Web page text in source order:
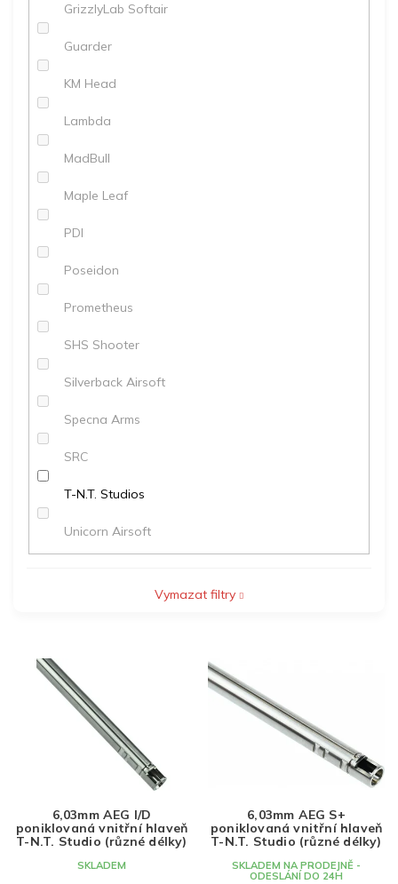
GrizzlyLab Softair
Guarder
KM Head
Lambda
MadBull
Maple Leaf
PDI
Poseidon
Prometheus
SHS Shooter
Silverback Airsoft
Specna Arms
SRC
T-N.T. Studios
Unicorn Airsoft
Vymazat filtry
u
k
6,03mm AEG I/D
poniklovaná vnitřní hlaveň
T-N.T. Studio (různé délky)
SKLADEM
6,03mm AEG S+
poniklovaná vnitřní hlaveň
T-N.T. Studio (různé délky)
SKLADEM NA PRODEJNĚ -
ODESLÁNÍ DO 24H